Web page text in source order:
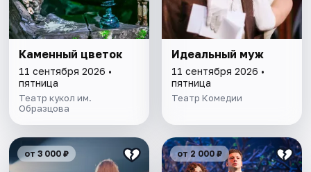
Каменный цветок
11 сентября 2026 •
пятница
Театр кукол им.
Образцова
Идеальный муж
11 сентября 2026 •
пятница
Театр Комедии
от 3 000 ₽ от 2 000 ₽